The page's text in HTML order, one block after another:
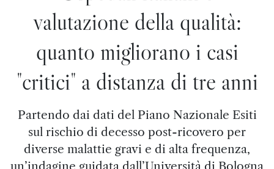
valutazione della qualità:
quanto migliorano i casi
"critici" a distanza di tre anni
Partendo dai dati del Piano Nazionale Esiti
sul rischio di decesso post-ricovero per
diverse malattie gravi e di alta frequenza,
un’indagine guidata dall’Università di Bologna